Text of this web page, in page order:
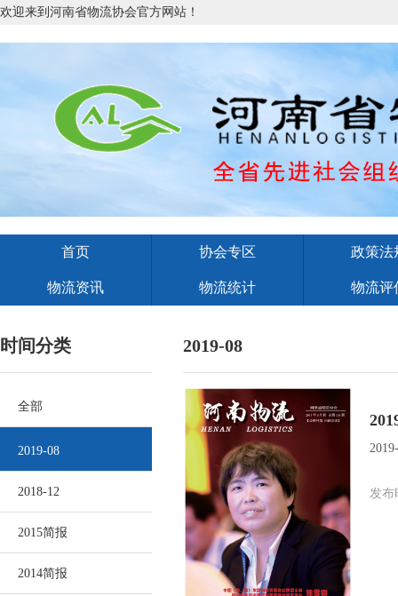
欢迎来到河南省物流协会官方网站！
首页 协会专区 政策法
物流资讯 物流统计 物流评
时间分类
全部
2019-08
2018-12
2015简报
2014简报
2019-08
发布